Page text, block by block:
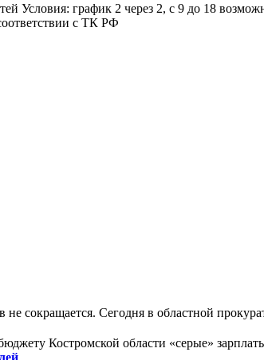
Условия: график 2 через 2, с 9 до 18
с ТК РФ
сокращается. Сегодня в областной
Костромской области «серые»